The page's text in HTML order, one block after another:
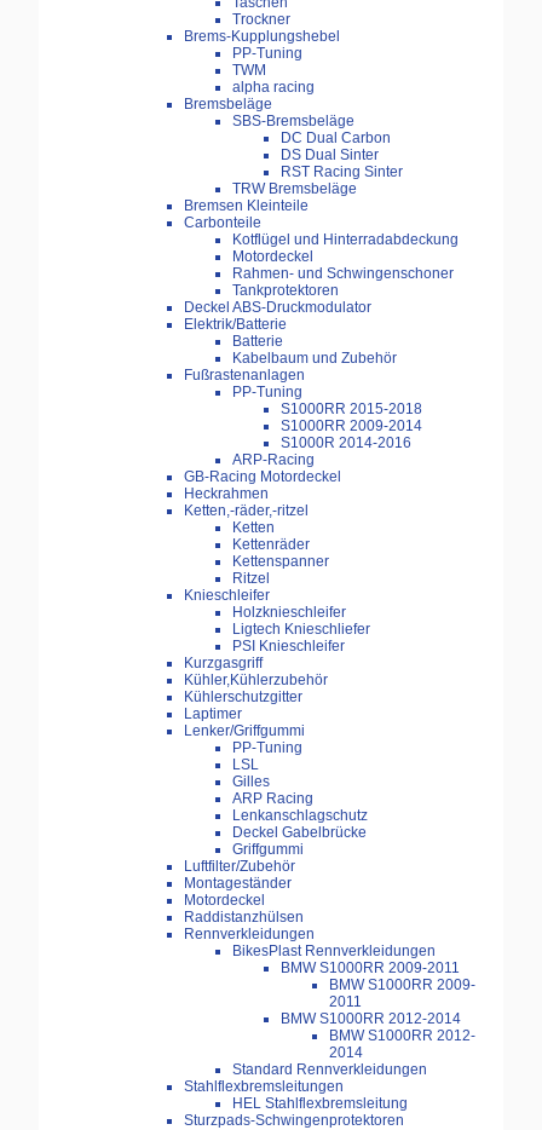
Trockner
Brems-Kupplungshebel
PP-Tuning
TWM
alpha racing
Bremsbeläge
SBS-Bremsbeläge
DC Dual Carbon
DS Dual Sinter
RST Racing Sinter
TRW Bremsbeläge
Bremsen Kleinteile
Carbonteile
Kotflügel und Hinterradabdeckung
Motordeckel
Rahmen- und Schwingenschoner
Tankprotektoren
Deckel ABS-Druckmodulator
Elektrik/Batterie
Batterie
Kabelbaum und Zubehör
Fußrastenanlagen
PP-Tuning
S1000RR 2015-2018
S1000RR 2009-2014
S1000R 2014-2016
ARP-Racing
GB-Racing Motordeckel
Heckrahmen
Ketten,-räder,-ritzel
Ketten
Kettenräder
Kettenspanner
Ritzel
Knieschleifer
Holzknieschleifer
Ligtech Knieschliefer
PSI Knieschleifer
Kurzgasgriff
Kühler,Kühlerzubehör
Kühlerschutzgitter
Laptimer
Lenker/Griffgummi
PP-Tuning
LSL
Gilles
ARP Racing
Lenkanschlagschutz
Deckel Gabelbrücke
Griffgummi
Luftfilter/Zubehör
Montageständer
Motordeckel
Raddistanzhülsen
Rennverkleidungen
BikesPlast Rennverkleidungen
BMW S1000RR 2009-2011
BMW S1000RR 2009-
2011
BMW S1000RR 2012-2014
BMW S1000RR 2012-
2014
Standard Rennverkleidungen
Stahlflexbremsleitungen
HEL Stahlflexbremsleitung
Sturzpads-Schwingenprotektoren